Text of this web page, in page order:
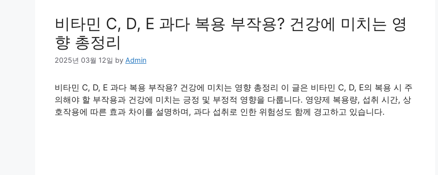
비타민 C, D, E 과다 복용 부작용? 건강에 미치는 영
향 총정리
2025년 03월 12일 by Admin
비타민 C, D, E 과다 복용 부작용? 건강에 미치는 영향 총정리 이 글은 비타민 C, D, E의 복용 시 주
의해야 할 부작용과 건강에 미치는 긍정 및 부정적 영향을 다룹니다. 영양제 복용량, 섭취 시간, 상
호작용에 따른 효과 차이를 설명하며, 과다 섭취로 인한 위험성도 함께 경고하고 있습니다.